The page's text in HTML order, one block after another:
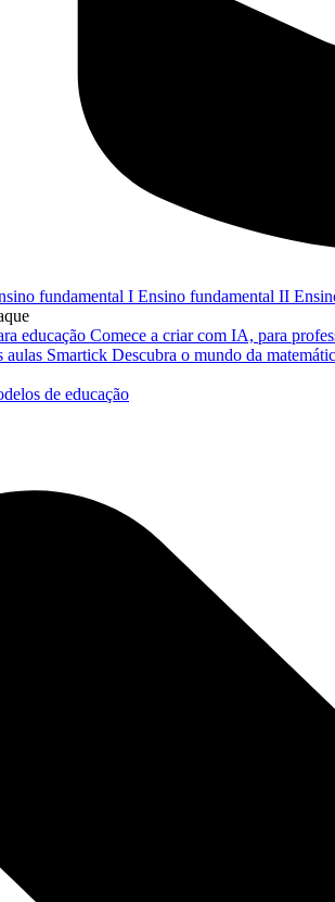
fundamental I Ensino fundamental II
educação Comece a criar com IA, para
aulas Smartick Descubra o mundo da
de educação